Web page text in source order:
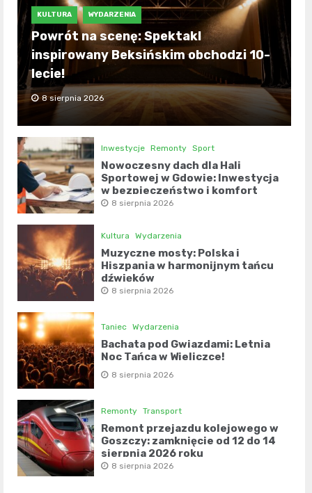
KULTURA WYDARZENIA
Powrót na scenę: Spektakl
inspirowany Beksińskim obchodzi 10-
lecie!
8 sierpnia 2026
Inwestycje Remonty Sport
Nowoczesny dach dla Hali
Sportowej w Gdowie: Inwestycja
w bezpieczeństwo i komfort
8 sierpnia 2026
Kultura Wydarzenia
Muzyczne mosty: Polska i
Hiszpania w harmonijnym tańcu
dźwięków
8 sierpnia 2026
Taniec Wydarzenia
Bachata pod Gwiazdami: Letnia
Noc Tańca w Wieliczce!
8 sierpnia 2026
Remonty Transport
Remont przejazdu kolejowego w
Goszczy: zamknięcie od 12 do 14
sierpnia 2026 roku
8 sierpnia 2026